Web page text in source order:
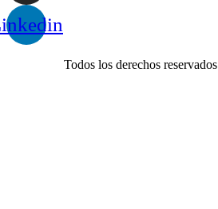
Todos los derechos reservados